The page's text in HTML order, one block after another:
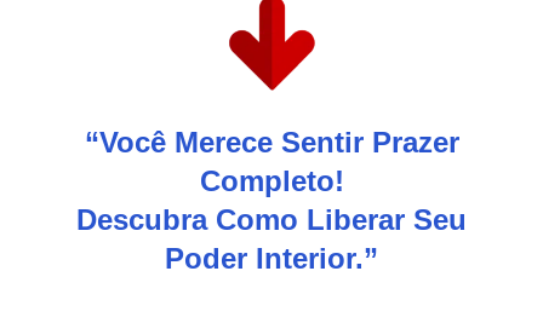
“Você Merece Sentir Prazer
Completo!
Descubra Como Liberar Seu
Poder Interior.”